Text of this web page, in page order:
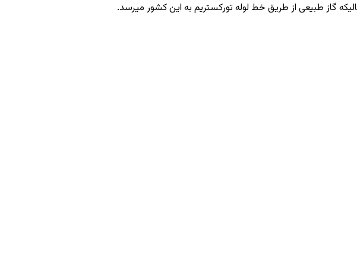
گاز طبیعی از طریق خط لوله تورکستریم به این کشور میرسد.